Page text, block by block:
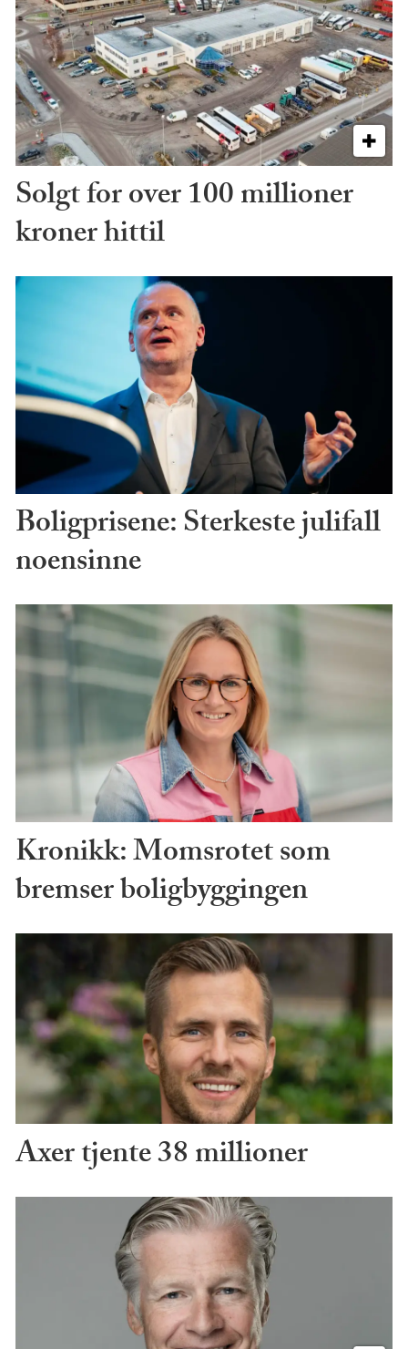
Solgt for over 100 millioner
kroner hittil
Boligprisene: Sterkeste julifall
noensinne
Kronikk: Momsrotet som
bremser boligbyggingen
Axer tjente 38 millioner